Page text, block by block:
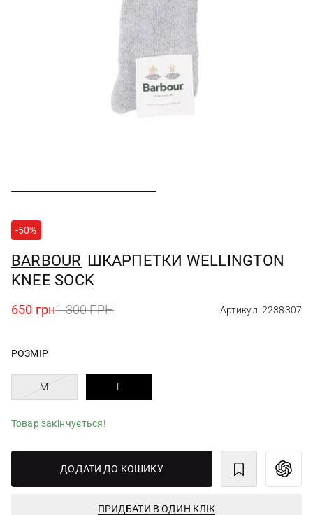
-50%
BARBOUR ШКАРПЕТКИ WELLINGTON
KNEE SOCK
650 грн1 300 ГРН Артикул: 2238307
РОЗМІР
M L
Товар закінчується!
ДОДАТИ ДО КОШИКУ
ПРИДБАТИ В ОДИН КЛІК